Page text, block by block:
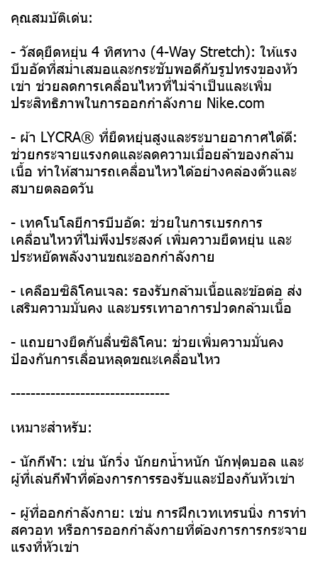
คุณสมบัติเด่น:
- วัสดุยืดหยุ่น 4 ทิศทาง (4-Way Stretch): ให้แรง
บีบอัดที่สม่ำเสมอและกระชับพอดีกับรูปทรงของหัว
เข่า ช่วยลดการเคลื่อนไหวที่ไม่จำเป็นและเพิ่ม
ประสิทธิภาพในการออกกำลังกาย ​Nike.com
- ผ้า LYCRA® ที่ยืดหยุ่นสูงและระบายอากาศได้ดี:
ช่วยกระจายแรงกดและลดความเมื่อยล้าของกล้าม
เนื้อ ทำให้สามารถเคลื่อนไหวได้อย่างคล่องตัวและ
สบายตลอดวัน ​
- เทคโนโลยีการบีบอัด: ช่วยในการเบรกการ
เคลื่อนไหวที่ไม่พึงประสงค์ เพิ่มความยืดหยุ่น และ
ประหยัดพลังงานขณะออกกำลังกาย ​
- เคลือบซิลิโคนเจล: รองรับกล้ามเนื้อและข้อต่อ ส่ง
เสริมความมั่นคง และบรรเทาอาการปวดกล้ามเนื้อ ​
- แถบยางยืดกันลื่นซิลิโคน: ช่วยเพิ่มความมั่นคง
ป้องกันการเลื่อนหลุดขณะเคลื่อนไหว ​
--------------------------------
เหมาะสำหรับ:
- นักกีฬา: เช่น นักวิ่ง นักยกน้ำหนัก นักฟุตบอล และ
ผู้ที่เล่นกีฬาที่ต้องการการรองรับและป้องกันหัวเข่า
- ผู้ที่ออกกำลังกาย: เช่น การฝึกเวทเทรนนิ่ง การทำ
สควอท หรือการออกกำลังกายที่ต้องการการกระจาย
แรงที่หัวเข่า ​